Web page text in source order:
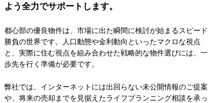
よう全力でサポートします。
都心部の優良物件は、市場に出た瞬間に検討が始まるスピード
勝負の世界です。人口動態や金利動向といったマクロな視点
と、実際に住む視点を組み合わせた戦略的な物件選びには、一
歩先を行く準備が必要です。
弊社では、インターネットには出回らない未公開情報のご提案
や、将来の売却までを見据えたライフプランニング相談を承っ